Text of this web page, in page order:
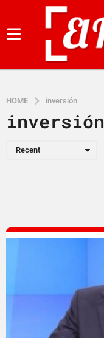
HOME inversión
inversión
Recent